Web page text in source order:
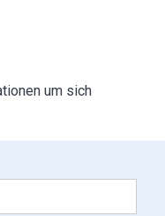
um sich